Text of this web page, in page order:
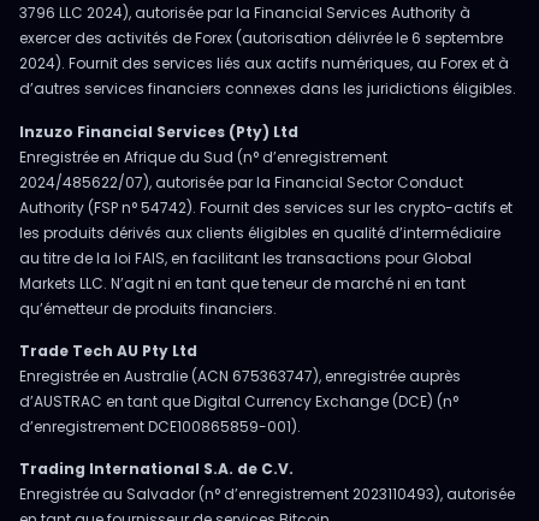
3796 LLC 2024), autorisée par la Financial Services Authority à
exercer des activités de Forex (autorisation délivrée le 6 septembre
2024). Fournit des services liés aux actifs numériques, au Forex et à
d’autres services financiers connexes dans les juridictions éligibles.
Inzuzo Financial Services (Pty) Ltd
Enregistrée en Afrique du Sud (n° d’enregistrement
2024/485622/07), autorisée par la Financial Sector Conduct
Authority (FSP n° 54742). Fournit des services sur les crypto-actifs et
les produits dérivés aux clients éligibles en qualité d’intermédiaire
au titre de la loi FAIS, en facilitant les transactions pour Global
Markets LLC. N’agit ni en tant que teneur de marché ni en tant
qu’émetteur de produits financiers.
Trade Tech AU Pty Ltd
Enregistrée en Australie (ACN 675363747), enregistrée auprès
d’AUSTRAC en tant que Digital Currency Exchange (DCE) (n°
d’enregistrement DCE100865859-001).
Trading International S.A. de C.V.
Enregistrée au Salvador (n° d’enregistrement 2023110493), autorisée